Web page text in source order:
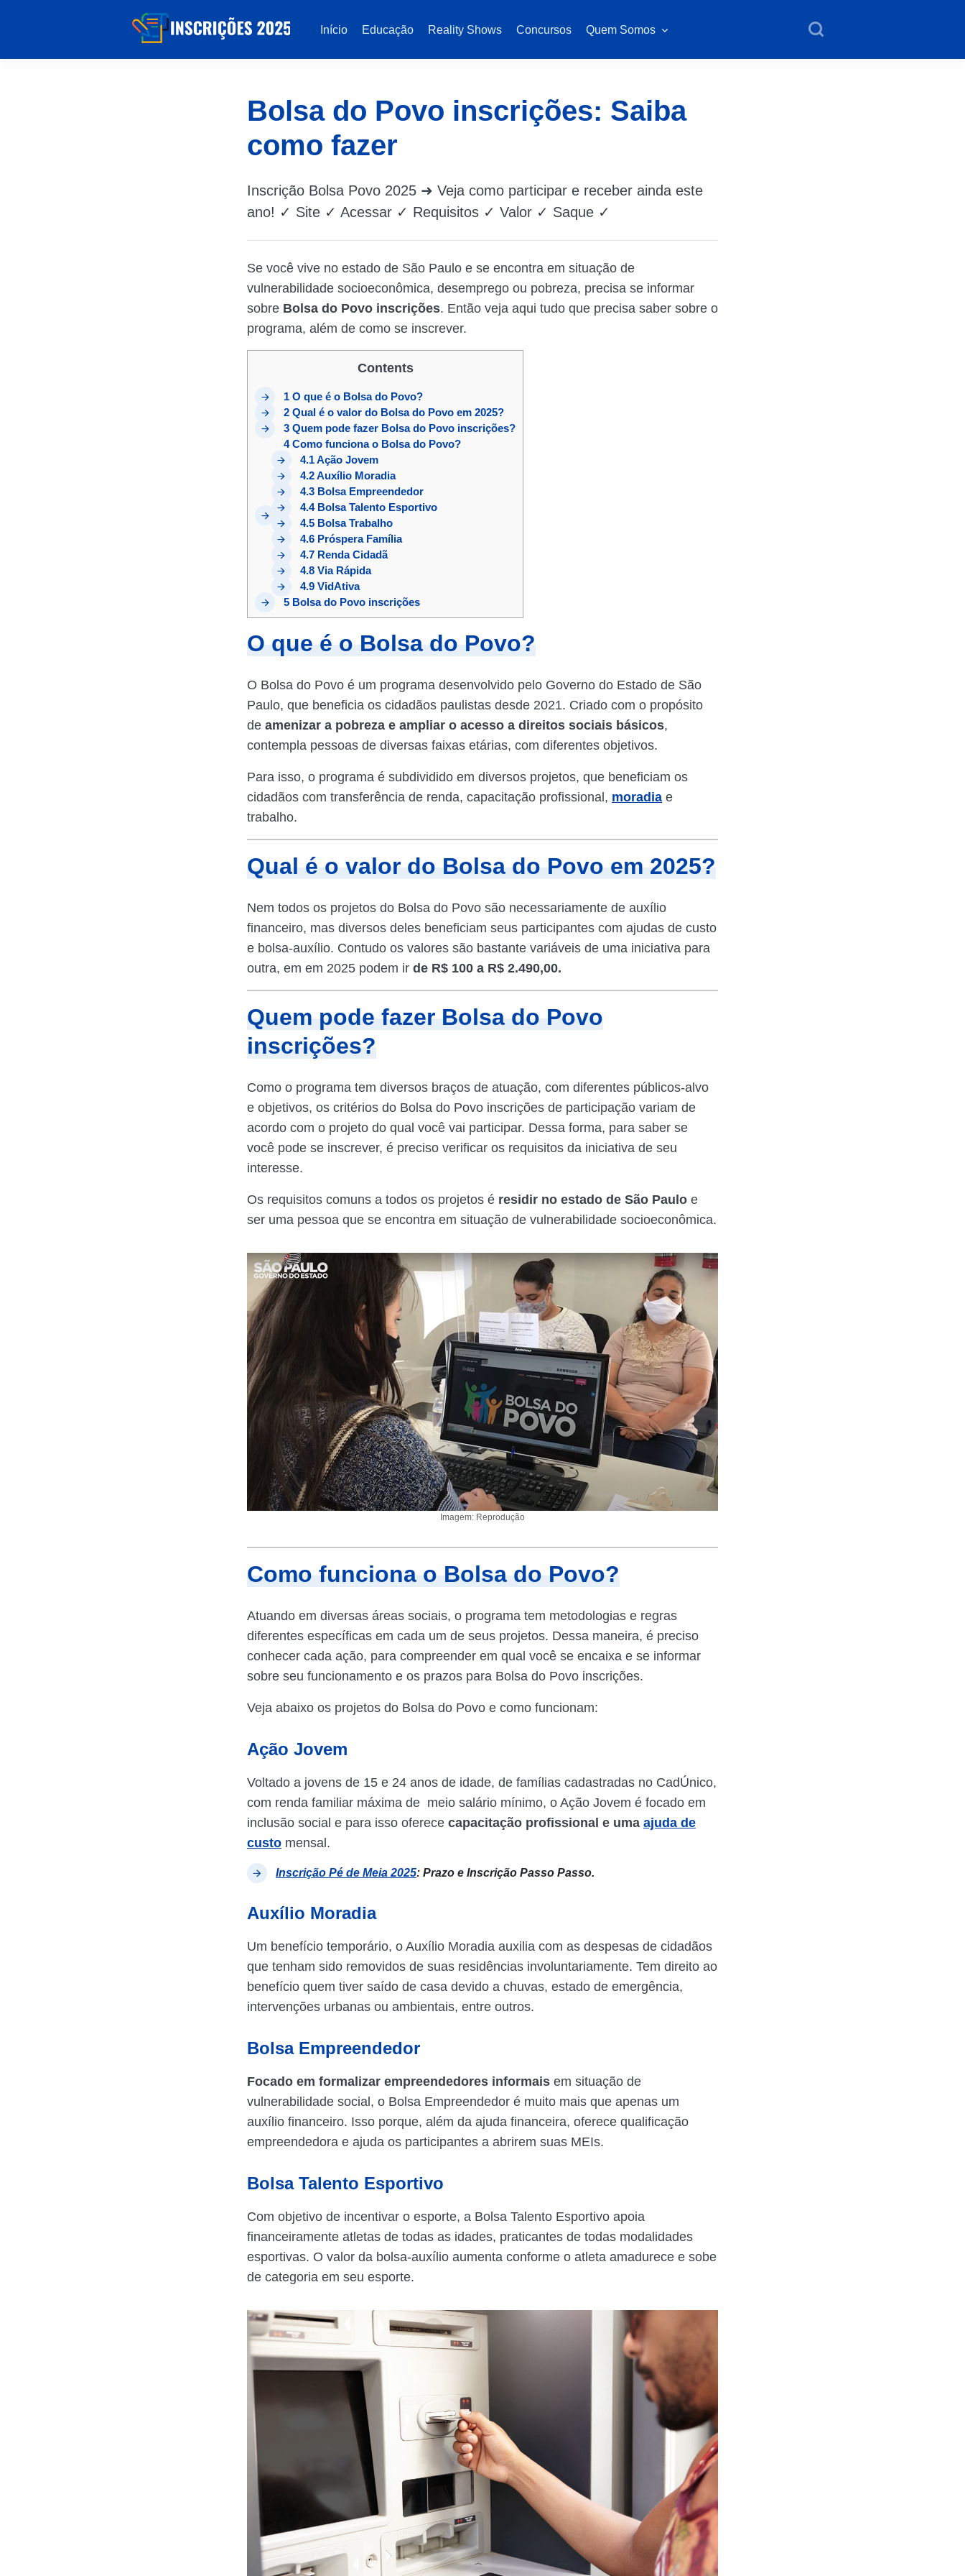
Início Educação Reality Shows Concursos Quem Somos
Bolsa do Povo inscrições: Saiba
como fazer
Inscrição Bolsa Povo 2025 ➜ Veja como participar e receber ainda este
ano! ✓ Site ✓ Acessar ✓ Requisitos ✓ Valor ✓ Saque ✓
Se você vive no estado de São Paulo e se encontra em situação de
vulnerabilidade socioeconômica, desemprego ou pobreza, precisa se informar
sobre Bolsa do Povo inscrições. Então veja aqui tudo que precisa saber sobre o
programa, além de como se inscrever.
Contents
1 O que é o Bolsa do Povo?
2 Qual é o valor do Bolsa do Povo em 2025?
3 Quem pode fazer Bolsa do Povo inscrições?
4Como funciona o Bolsa do Povo?
4.1Ação Jovem
4.2Auxílio Moradia
4.3Bolsa Empreendedor
4.4Bolsa Talento Esportivo
4.5Bolsa Trabalho
4.6Próspera Família
4.7Renda Cidadã
4.8Via Rápida
4.9VidAtiva
5 Bolsa do Povo inscrições
O que é o Bolsa do Povo?
O Bolsa do Povo é um programa desenvolvido pelo Governo do Estado de São
Paulo, que beneficia os cidadãos paulistas desde 2021. Criado com o propósito
de amenizar a pobreza e ampliar o acesso a direitos sociais básicos,
contempla pessoas de diversas faixas etárias, com diferentes objetivos.
Para isso, o programa é subdividido em diversos projetos, que beneficiam os
cidadãos com transferência de renda, capacitação profissional, moradia e
trabalho.
Qual é o valor do Bolsa do Povo em 2025?
Nem todos os projetos do Bolsa do Povo são necessariamente de auxílio
financeiro, mas diversos deles beneficiam seus participantes com ajudas de custo
e bolsa-auxílio. Contudo os valores são bastante variáveis de uma iniciativa para
outra, em em 2025 podem ir de R$ 100 a R$ 2.490,00.
Quem pode fazer Bolsa do Povo
inscrições?
Como o programa tem diversos braços de atuação, com diferentes públicos-alvo
e objetivos, os critérios do Bolsa do Povo inscrições de participação variam de
acordo com o projeto do qual você vai participar. Dessa forma, para saber se
você pode se inscrever, é preciso verificar os requisitos da iniciativa de seu
interesse.
Os requisitos comuns a todos os projetos é residir no estado de São Paulo e
ser uma pessoa que se encontra em situação de vulnerabilidade socioeconômica.
Imagem: Reprodução
Como funciona o Bolsa do Povo?
Atuando em diversas áreas sociais, o programa tem metodologias e regras
diferentes específicas em cada um de seus projetos. Dessa maneira, é preciso
conhecer cada ação, para compreender em qual você se encaixa e se informar
sobre seu funcionamento e os prazos para Bolsa do Povo inscrições.
Veja abaixo os projetos do Bolsa do Povo e como funcionam:
Ação Jovem
Voltado a jovens de 15 e 24 anos de idade, de famílias cadastradas no CadÚnico,
com renda familiar máxima de meio salário mínimo, o Ação Jovem é focado em
inclusão social e para isso oferece capacitação profissional e uma ajuda de
custo mensal.
Inscrição Pé de Meia 2025: Prazo e Inscrição Passo Passo.
Auxílio Moradia
Um benefício temporário, o Auxílio Moradia auxilia com as despesas de cidadãos
que tenham sido removidos de suas residências involuntariamente. Tem direito ao
benefício quem tiver saído de casa devido a chuvas, estado de emergência,
intervenções urbanas ou ambientais, entre outros.
Bolsa Empreendedor
Focado em formalizar empreendedores informais em situação de
vulnerabilidade social, o Bolsa Empreendedor é muito mais que apenas um
auxílio financeiro. Isso porque, além da ajuda financeira, oferece qualificação
empreendedora e ajuda os participantes a abrirem suas MEIs.
Bolsa Talento Esportivo
Com objetivo de incentivar o esporte, a Bolsa Talento Esportivo apoia
financeiramente atletas de todas as idades, praticantes de todas modalidades
esportivas. O valor da bolsa-auxílio aumenta conforme o atleta amadurece e sobe
de categoria em seu esporte.